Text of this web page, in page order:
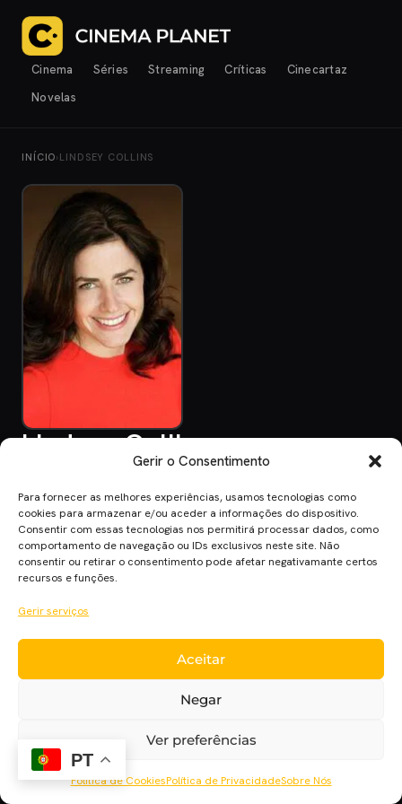
Gerir o Consentimento
Para fornecer as melhores experiências, usamos tecnologias como
cookies para armazenar e/ou aceder a informações do dispositivo.
Consentir com essas tecnologias nos permitirá processar dados, como
comportamento de navegação ou IDs exclusivos neste site. Não
consentir ou retirar o consentimento pode afetar negativamante certos
recursos e funções.
Gerir serviços
Aceitar
Negar
Ver preferências
Política de CookiesPolítica de PrivacidadeSobre Nós
Cinema Séries Streaming Críticas
Cinecartaz
Novelas
INÍCIO› LINDSEY COLLINS
Lindsey Collins
Cinema Planet — cinema, séries e streaming em português
europeu, desde 2014.
PT